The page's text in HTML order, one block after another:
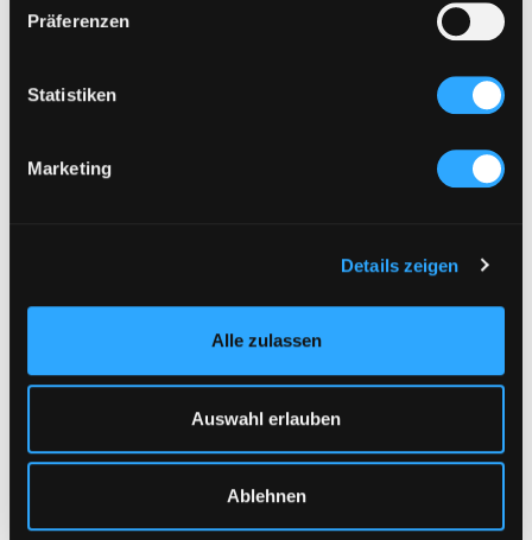
Präferenzen
Statistiken
Marketing
Details zeigen
Alle zulassen
Auswahl erlauben
Ablehnen
PFLEGEHINWEISE